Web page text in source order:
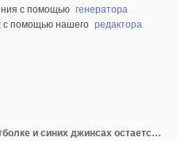
с помощью генератора
с помощью нашего редактора
Молодая дама в белой футболке и синих джинсах остается с телефоном на белом фоне студии